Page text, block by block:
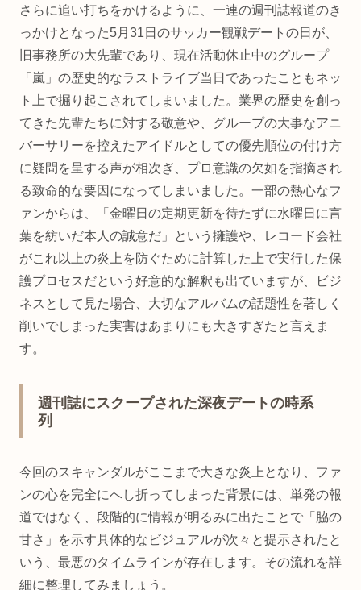
さらに追い打ちをかけるように、一連の週刊誌報道のき
っかけとなった5月31日のサッカー観戦デートの日が、
旧事務所の大先輩であり、現在活動休止中のグループ
「嵐」の歴史的なラストライブ当日であったこともネッ
ト上で掘り起こされてしまいました。業界の歴史を創っ
てきた先輩たちに対する敬意や、グループの大事なアニ
バーサリーを控えたアイドルとしての優先順位の付け方
に疑問を呈する声が相次ぎ、プロ意識の欠如を指摘され
る致命的な要因になってしまいました。一部の熱心なフ
ァンからは、「金曜日の定期更新を待たずに水曜日に言
葉を紡いだ本人の誠意だ」という擁護や、レコード会社
がこれ以上の炎上を防ぐために計算した上で実行した保
護プロセスだという好意的な解釈も出ていますが、ビジ
ネスとして見た場合、大切なアルバムの話題性を著しく
削いでしまった実害はあまりにも大きすぎたと言えま
す。
週刊誌にスクープされた深夜デートの時系
列
今回のスキャンダルがここまで大きな炎上となり、ファ
ンの心を完全にへし折ってしまった背景には、単発の報
道ではなく、段階的に情報が明るみに出たことで「脇の
甘さ」を示す具体的なビジュアルが次々と提示されたと
いう、最悪のタイムラインが存在します。その流れを詳
細に整理してみましょう。